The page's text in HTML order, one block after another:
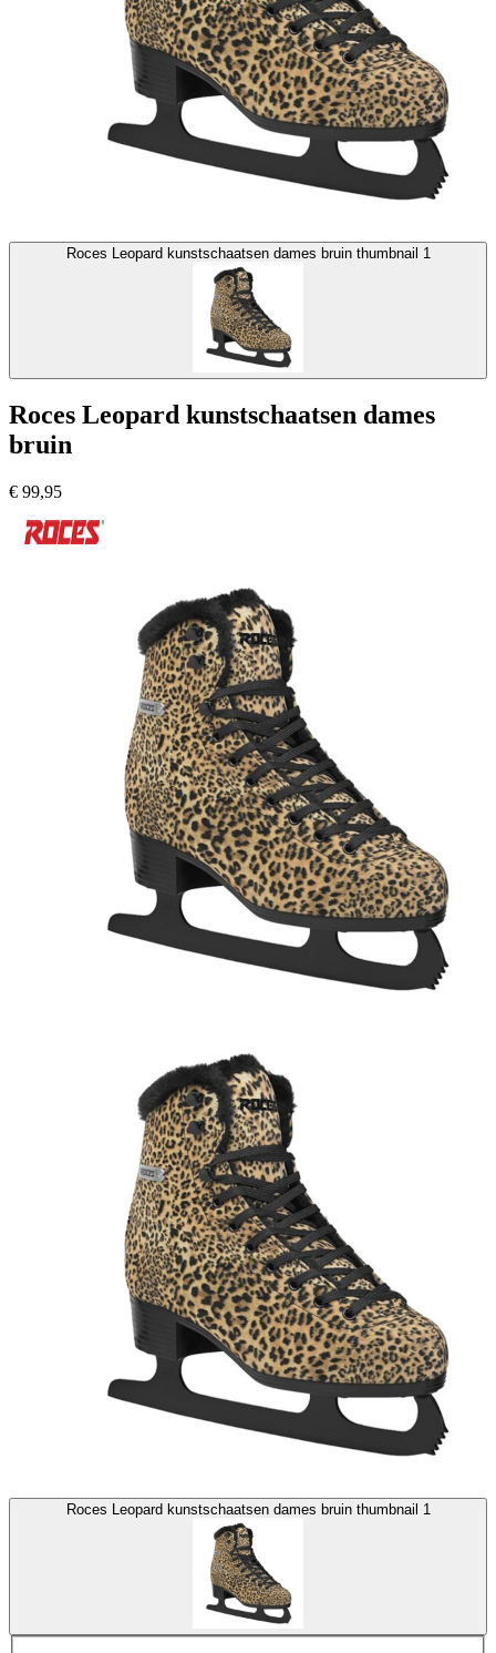
Roces Leopard kunstschaatsen dames bruin thumbnail 1
Roces Leopard kunstschaatsen dames
bruin
€ 99,95
Roces Leopard kunstschaatsen dames bruin thumbnail 1